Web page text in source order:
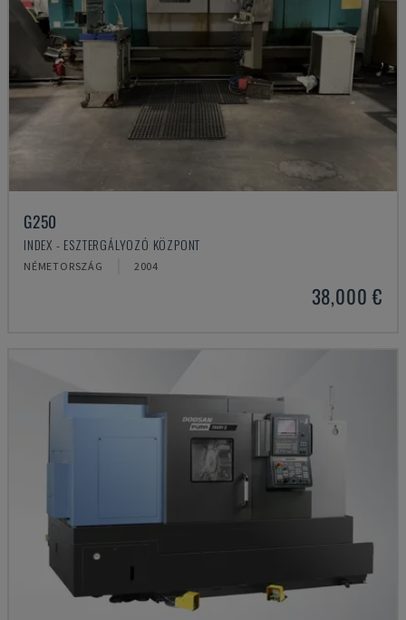
G250
INDEX - ESZTERGÁLYOZÓ KÖZPONT
NÉMETORSZÁG 2004
38,000 €